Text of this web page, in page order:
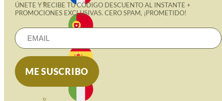
ÚNETE Y RECIBE TU CÓDIGO DESCUENTO AL INSTANTE +
PROMOCIONES EXCLUSIVAS. CERO SPAM, ¡PROMETIDO!